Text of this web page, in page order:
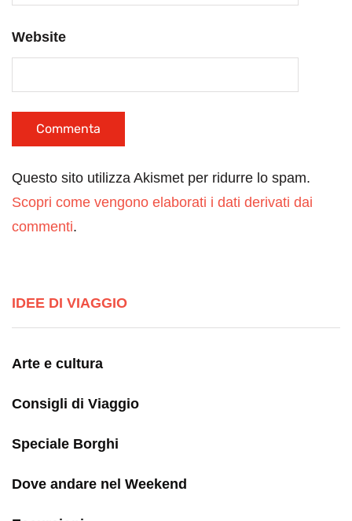
Website
Questo sito utilizza Akismet per ridurre lo spam.
Scopri come vengono elaborati i dati derivati dai
commenti.
IDEE DI VIAGGIO
Arte e cultura
Consigli di Viaggio
Speciale Borghi
Dove andare nel Weekend